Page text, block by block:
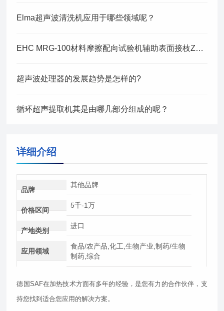
Elma超声波清洗机应用于哪些领域呢？
EHC MRG-100材料摩擦配向试验机辅助表面接枝ZnO纳米棒的取向研究
超声波处理器的发展趋势是怎样的?
循环超声提取机其是由哪几部分组成的呢？
详细介绍
品牌
其他品牌
价格区间
5千-1万
产地类别
进口
应用领域
食品/农产品,化工,生物产业,制药/生物
制药,综合
德国SAF在加热技术方面有多年的经验，是您有力的合作伙伴，支
持您找到适合您应用的解决方案。